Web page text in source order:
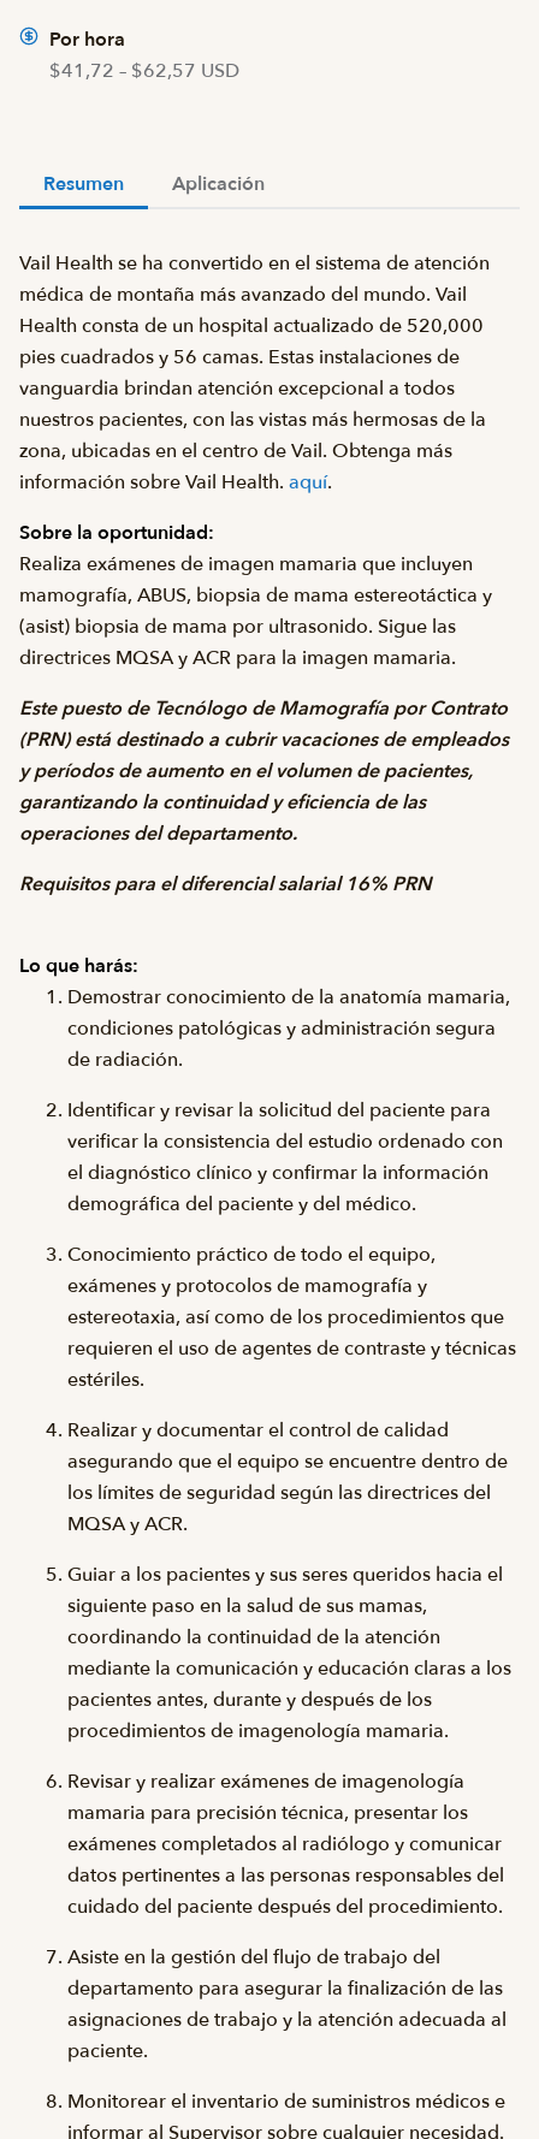
Por hora
$41,72 – $62,57 USD
Resumen Aplicación
Vail Health se ha convertido en el sistema de atención
médica de montaña más avanzado del mundo. Vail
Health consta de un hospital actualizado de 520,000
pies cuadrados y 56 camas. Estas instalaciones de
vanguardia brindan atención excepcional a todos
nuestros pacientes, con las vistas más hermosas de la
zona, ubicadas en el centro de Vail. Obtenga más
información sobre Vail Health. aquí.
Sobre la oportunidad:
Realiza exámenes de imagen mamaria que incluyen
mamografía, ABUS, biopsia de mama estereotáctica y
(asist) biopsia de mama por ultrasonido. Sigue las
directrices MQSA y ACR para la imagen mamaria.
Este puesto de Tecnólogo de Mamografía por Contrato
(PRN) está destinado a cubrir vacaciones de empleados
y períodos de aumento en el volumen de pacientes,
garantizando la continuidad y eficiencia de las
operaciones del departamento.
Requisitos para el diferencial salarial 16% PRN
Lo que harás:
Demostrar conocimiento de la anatomía mamaria,
condiciones patológicas y administración segura
de radiación.
Identificar y revisar la solicitud del paciente para
verificar la consistencia del estudio ordenado con
el diagnóstico clínico y confirmar la información
demográfica del paciente y del médico.
Conocimiento práctico de todo el equipo,
exámenes y protocolos de mamografía y
estereotaxia, así como de los procedimientos que
requieren el uso de agentes de contraste y técnicas
estériles.
Realizar y documentar el control de calidad
asegurando que el equipo se encuentre dentro de
los límites de seguridad según las directrices del
MQSA y ACR.
Guiar a los pacientes y sus seres queridos hacia el
siguiente paso en la salud de sus mamas,
coordinando la continuidad de la atención
mediante la comunicación y educación claras a los
pacientes antes, durante y después de los
procedimientos de imagenología mamaria.
Revisar y realizar exámenes de imagenología
mamaria para precisión técnica, presentar los
exámenes completados al radiólogo y comunicar
datos pertinentes a las personas responsables del
cuidado del paciente después del procedimiento.
Asiste en la gestión del flujo de trabajo del
departamento para asegurar la finalización de las
asignaciones de trabajo y la atención adecuada al
paciente.
Monitorear el inventario de suministros médicos e
informar al Supervisor sobre cualquier necesidad.